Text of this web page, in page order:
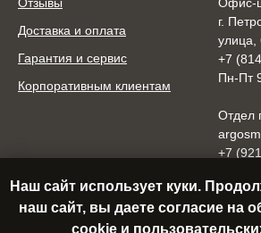
Доставка и оплата
Гарантия и сервис
Корпоративным клиентам
г.
улица,
+7
Пн-Пт
Отдел
+7
Cб-Вс
Наш сайт использует куки.
наш сайт, вы даете согласие на
cookie и